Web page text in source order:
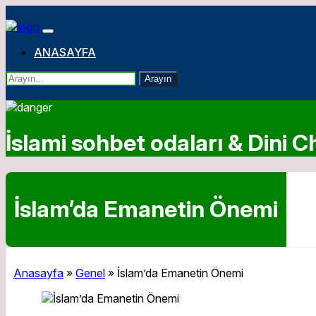
ANASAYFA
Arayın
İslami sohbet odaları & Dini
İslam’da Emanetin Önemi
Anasayfa » Genel » İslam’da Emanetin Önemi